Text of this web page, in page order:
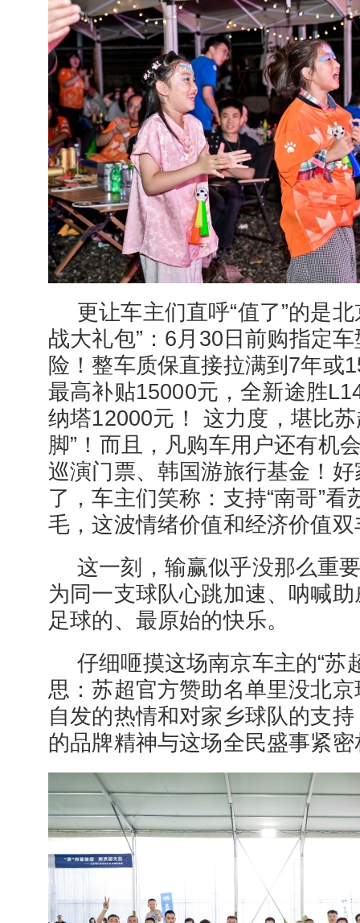
更让车主们直呼“值了”的是
战大礼包”：6月30日前购指定
险！整车质保直接拉满到7年或
最高补贴15000元，全新途胜
纳塔12000元！ 这力度，堪比
脚”！而且，凡购车用户还有机
巡演门票、韩国游旅行基金！
了，车主们笑称：支持“南哥”
毛，这波情绪价值和经济价值
这一刻，输赢似乎没那么重
为同一支球队心跳加速、呐喊
足球的、最原始的快乐。
仔细咂摸这场南京车主的“苏
思：苏超官方赞助名单里没北
自发的热情和对家乡球队的支
的品牌精神与这场全民盛事紧